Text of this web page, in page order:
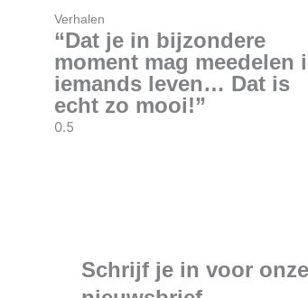
Verhalen
“Dat je in bijzondere
moment mag meedelen
iemands leven… Dat is
echt zo mooi!”
Schrijf je in voor onze